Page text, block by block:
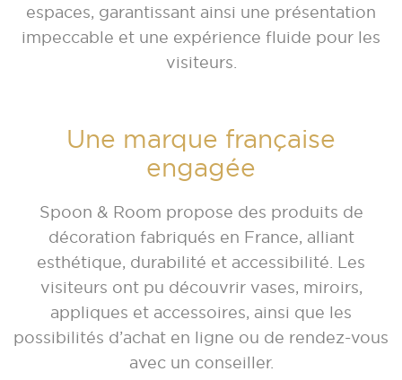
espaces, garantissant ainsi une présentation
impeccable et une expérience fluide pour les
visiteurs.
Une marque française
engagée
Spoon & Room propose des produits de
décoration fabriqués en France, alliant
esthétique, durabilité et accessibilité. Les
visiteurs ont pu découvrir vases, miroirs,
appliques et accessoires, ainsi que les
possibilités d’achat en ligne ou de rendez-vous
avec un conseiller.